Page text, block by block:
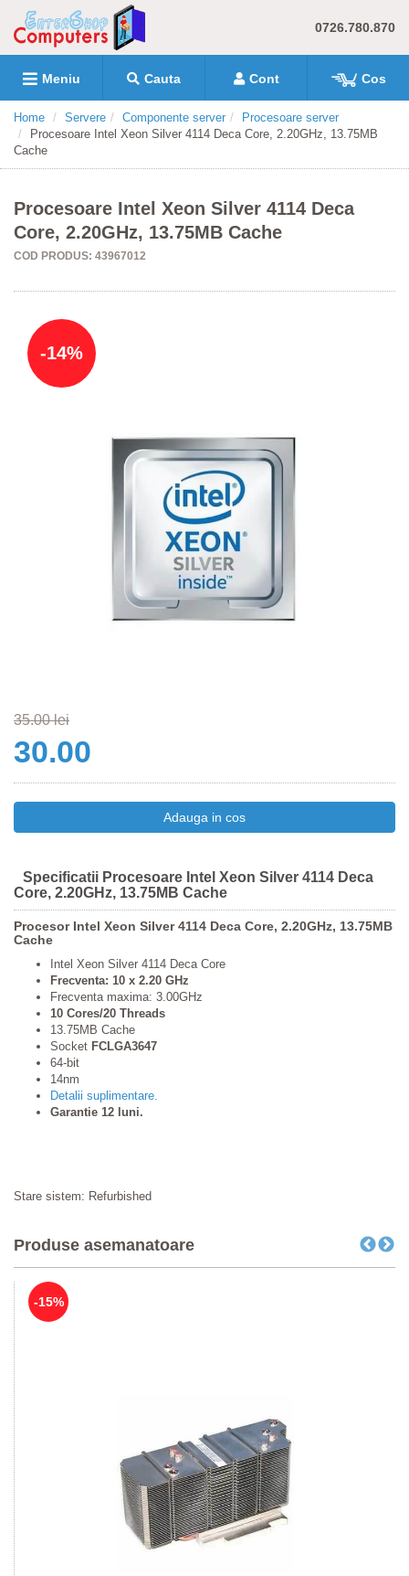
0726.780.870
Meniu Cauta Cont Cos
Home Servere Componente server
Procesoare server
Procesoare Intel Xeon Silver 4114 Deca Core, 2.20GHz, 13.75MB
Cache
Procesoare Intel Xeon Silver 4114 Deca
Core, 2.20GHz, 13.75MB Cache
COD PRODUS: 43967012
-14%
35.00 lei
30.00
Specificatii Procesoare Intel Xeon Silver 4114 Deca
Core, 2.20GHz, 13.75MB Cache
Procesor Intel Xeon Silver 4114 Deca Core, 2.20GHz, 13.75MB
Cache
Intel Xeon Silver 4114 Deca Core
Frecventa: 10 x 2.20 GHz
Frecventa maxima: 3.00GHz
10 Cores/20 Threads
13.75MB Cache
Socket FCLGA3647
64-bit
14nm
Detalii suplimentare.
Garantie 12 luni.
Stare sistem: Refurbished
Produse asemanatoare
-15%